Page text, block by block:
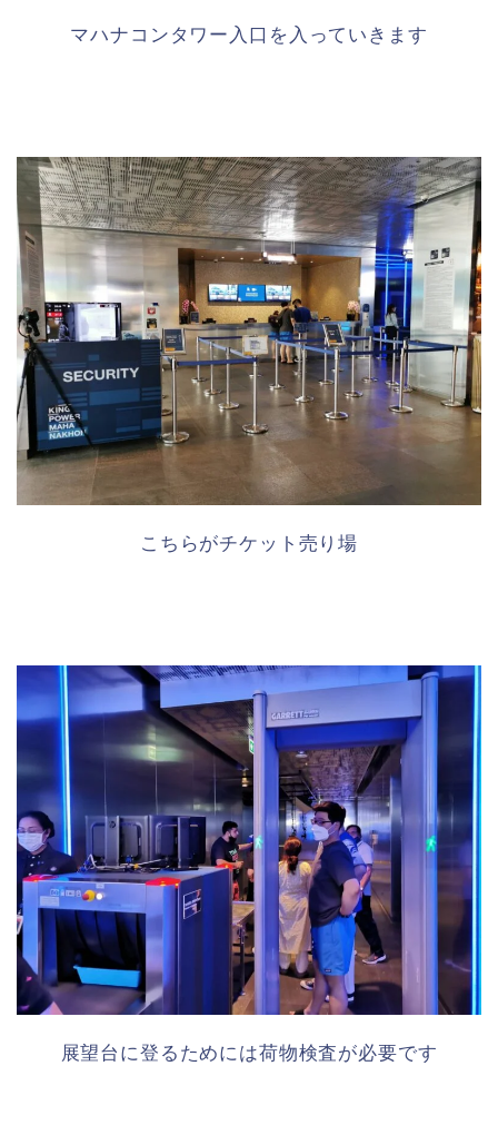
マハナコンタワー入口を入っていきます
こちらがチケット売り場
展望台に登るためには荷物検査が必要です